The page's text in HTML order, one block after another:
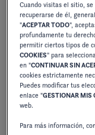
2027
TÉCNICO
POSICIONES
Cuando visitas el sitio,
recuperarse de él,
"ACEPTAR TODO",
profundamente tu
permitir ciertos tipos de
COOKIES" para
en "CONTINUAR SIN
cookies estrictamente
Puedes modificar tus
enlace "GESTIONAR MIS
web.
Para más información,